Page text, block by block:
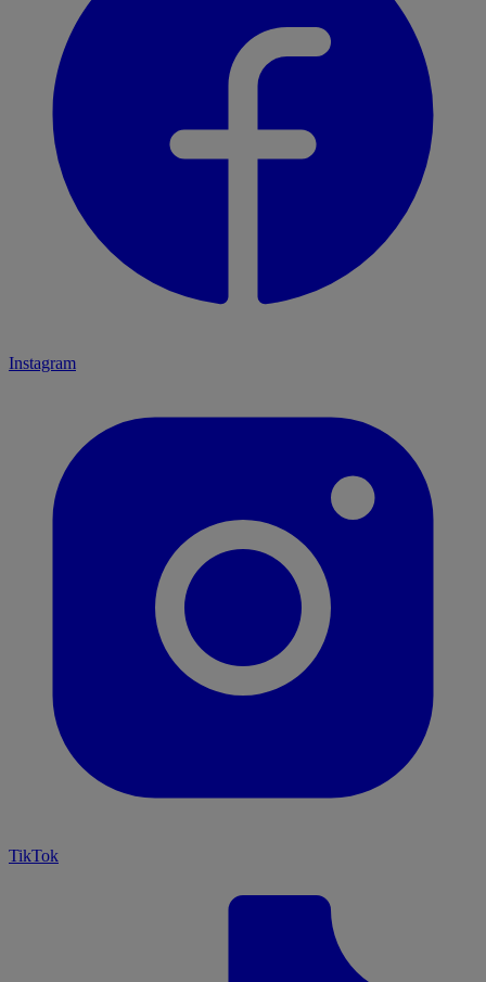
Instagram
TikTok